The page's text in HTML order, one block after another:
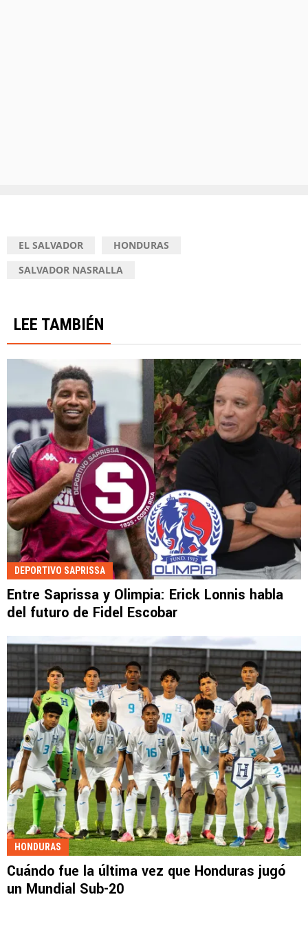
EL SALVADOR
HONDURAS
SALVADOR NASRALLA
LEE TAMBIÉN
DEPORTIVO SAPRISSA
Entre Saprissa y Olimpia: Erick Lonnis habla
del futuro de Fidel Escobar
HONDURAS
Cuándo fue la última vez que Honduras jugó
un Mundial Sub-20